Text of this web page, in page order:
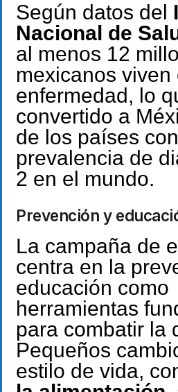
Según datos del
Nacional de
al menos 12
mexicanos viven
enfermedad, lo
convertido a
de los países
prevalencia de
2 en el mundo.
Prevención y
La campaña de
centra en la
educación como
herramientas
para combatir la
Pequeños
estilo de vida,